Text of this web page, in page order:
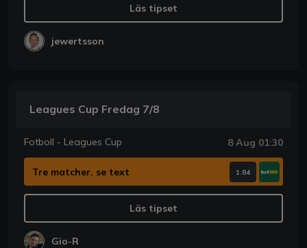
Läs tipset
jewertsson
Leagues Cup Fredag 7/8
Fotboll - Leagues Cup 8 Aug 01:30
Tre matcher, se text 1.84
Läs tipset
Gio-R